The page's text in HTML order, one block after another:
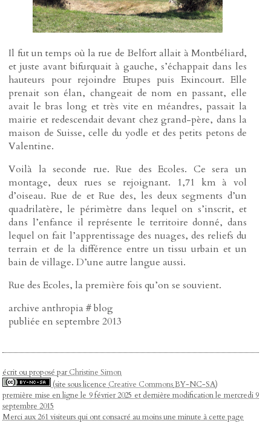
Il fut un temps où la rue de Belfort allait à Montbéliard,
et juste avant bifurquait à gauche, s’échappait dans les
hauteurs pour rejoindre Etupes puis Exincourt. Elle
prenait son élan, changeait de nom en passant, elle
avait le bras long et très vite en méandres, passait la
mairie et redescendait devant chez grand-père, dans la
maison de Suisse, celle du yodle et des petits petons de
Valentine.
Voilà la seconde rue. Rue des Ecoles. Ce sera un
montage, deux rues se rejoignant. 1,71 km à vol
d’oiseau. Rue de et Rue des, les deux segments d’un
quadrilatère, le périmètre dans lequel on s’inscrit, et
dans l’enfance il représente le territoire donné, dans
lequel on fait l’apprentissage des nuages, des reliefs du
terrain et de la différence entre un tissu urbain et un
bain de village. D’une autre langue aussi.
Rue des Ecoles, la première fois qu’on se souvient.
archive anthropia # blog
publiée en septembre 2013
écrit ou proposé parChristine Simon
(site sous licence Creative CommonsBY-NC-SA)
première mise en ligne le 9 février 2025 et dernière modification le mercredi 9
septembre 2015
Merci aux 261 visiteurs qui ont consacré au moins une minute à cette page